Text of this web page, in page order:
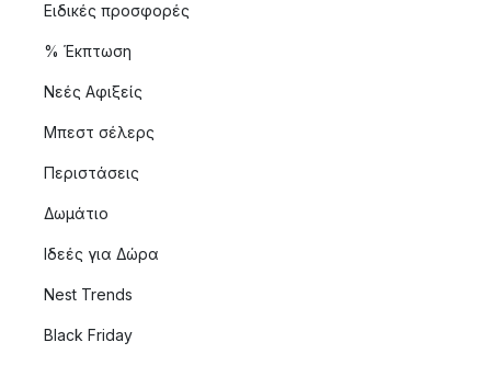
Ειδικές προσφορές
% Έκπτωση
Νεές Αφιξείς
Μπεστ σέλερς
Περιστάσεις
Δωμάτιο
Ιδεές για Δώρα
Nest Trends
Black Friday